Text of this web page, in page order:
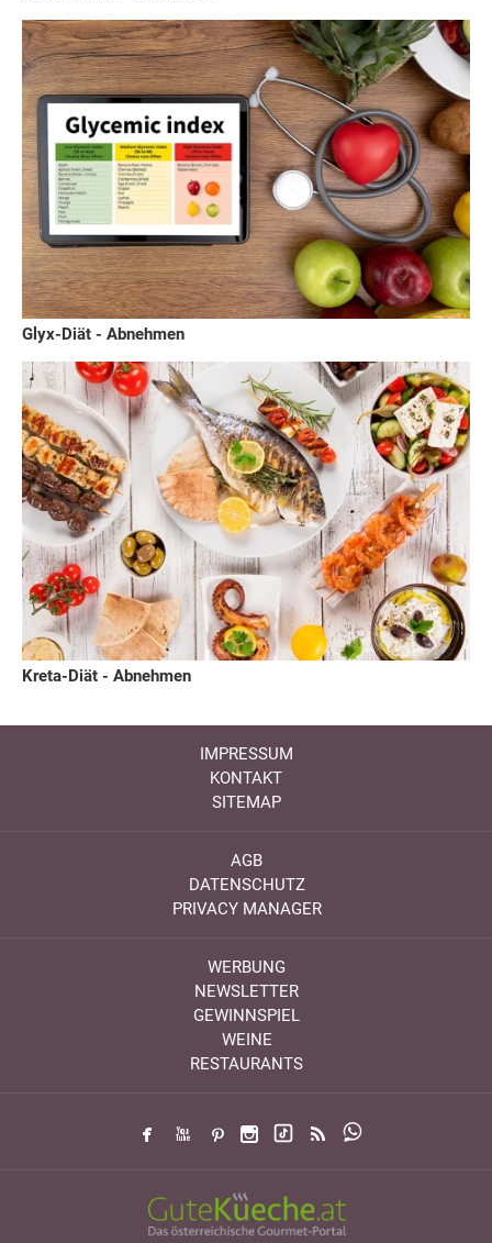
Glyx-Diät - Abnehmen
Kreta-Diät - Abnehmen
IMPRESSUM
KONTAKT
SITEMAP
AGB
DATENSCHUTZ
PRIVACY MANAGER
WERBUNG
NEWSLETTER
GEWINNSPIEL
WEINE
RESTAURANTS